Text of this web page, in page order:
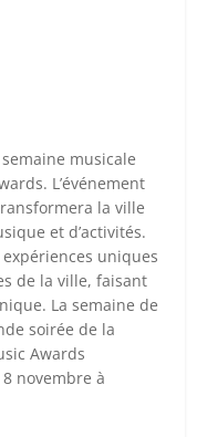
musicale
L’événement
la ville
et d’activités.
uniques
de la ville, faisant
La semaine de
soirée de la
Awards
novembre à